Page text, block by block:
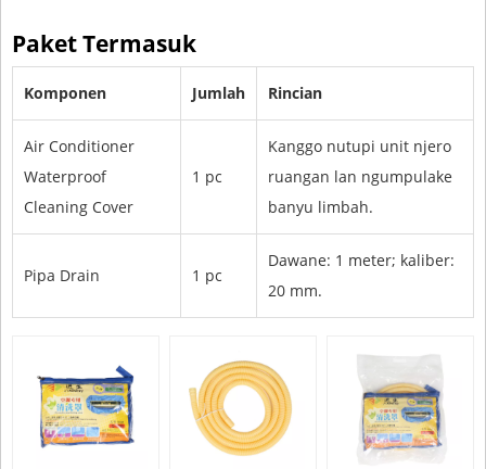
Paket Termasuk
Komponen Jumlah Rincian
Air Conditioner
Waterproof
Cleaning Cover
1 pc
Kanggo nutupi unit njero
ruangan lan ngumpulake
banyu limbah.
Pipa Drain 1 pc
Dawane: 1 meter; kaliber:
20 mm.